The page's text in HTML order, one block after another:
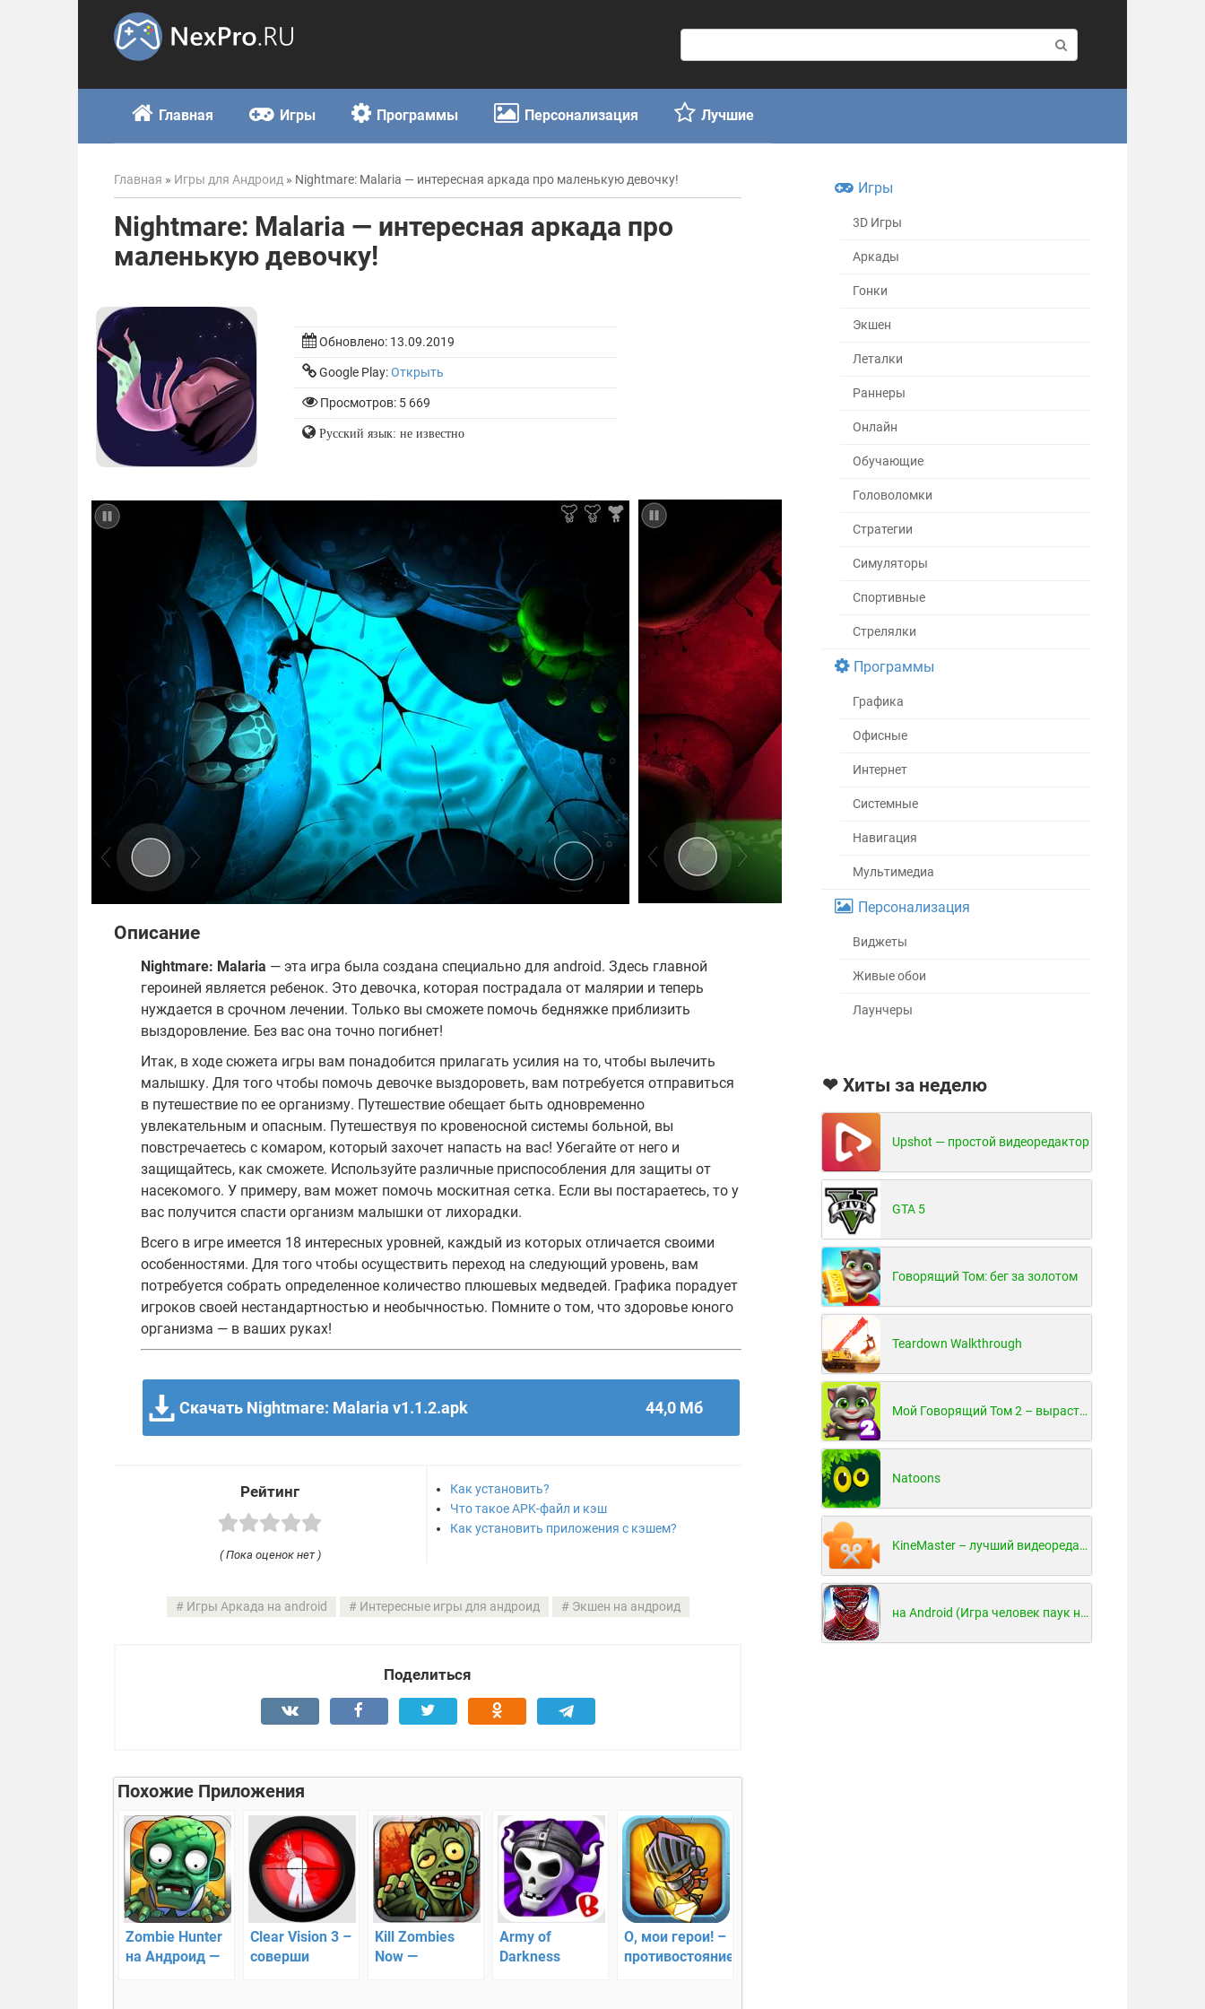
о
с
к
:
Главная Игры Программы Персонализация Лучшие
Главная » Игры для Андроид » Nightmare: Malaria — интересная аркада про маленькую девочку!
Nightmare: Malaria — интересная аркада про
маленькую девочку!
Обновлено: 13.09.2019
Google Play:Открыть
Просмотров: 5 669
Русский язык: не известно
Описание
Nightmare: Malaria — эта игра была создана специально для аndroid. Здесь главной
героиней является ребенок. Это девочка, которая пострадала от малярии и теперь
нуждается в срочном лечении. Только вы сможете помочь бедняжке приблизить
выздоровление. Без вас она точно погибнет!
Итак, в ходе сюжета игры вам понадобится прилагать усилия на то, чтобы вылечить
малышку. Для того чтобы помочь девочке выздороветь, вам потребуется отправиться
в путешествие по ее организму. Путешествие обещает быть одновременно
увлекательным и опасным. Путешествуя по кровеносной системы больной, вы
повстречаетесь с комаром, который захочет напасть на вас! Убегайте от него и
защищайтесь, как сможете. Используйте различные приспособления для защиты от
насекомого. У примеру, вам может помочь москитная сетка. Если вы постараетесь, то у
вас получится спасти организм малышки от лихорадки.
Всего в игре имеется 18 интересных уровней, каждый из которых отличается своими
особенностями. Для того чтобы осуществить переход на следующий уровень, вам
потребуется собрать определенное количество плюшевых медведей. Графика порадует
игроков своей нестандартностью и необычностью. Помните о том, что здоровье юного
организма — в ваших руках!
Скачать Nightmare: Malaria v1.1.2.apk 44,0 Мб
Рейтинг
( Пока оценок нет )
Как установить?
Что такое APK-файл и кэш
Как установить приложения с кэшем?
Игры Аркада на android Интересные игры для андроид Экшен на андроид
Поделиться
Похожие Приложения
Zombie Hunter
на Андроид —
Clear Vision 3 –
соверши
Kill Zombies
Now —
Army of
Darkness
О, мои герои! –
противостояние
Игры
3D Игры
Аркады
Гонки
Экшен
Леталки
Раннеры
Онлайн
Обучающие
Головоломки
Стратегии
Симуляторы
Спортивные
Стрелялки
Программы
Графика
Офисные
Интернет
Системные
Навигация
Мультимедиа
Персонализация
Виджеты
Живые обои
Лаунчеры
❤ Хиты за неделю
Upshot — простой видеоредактор
GTA 5
Говорящий Том: бег за золотом
Teardown Walkthrough
Мой Говорящий Том 2 – вырасти и воспитай своего котенка
Natoons
KineMaster – лучший видеоредактор для Android
на Android (Игра человек паук на Android)